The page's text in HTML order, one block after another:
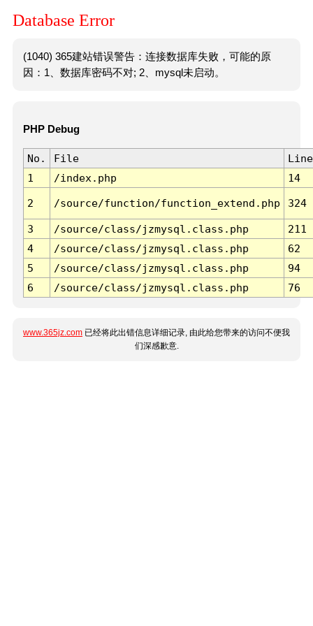
Database Error
(1040) 365建站错误警告：连接数据库失败，可能的原
因：1、数据库密码不对; 2、mysql未启动。
PHP Debug
No. File
Line
1
/index.php 14
2 /source/function/function_extend.php 324
3 /source/class/jzmysql.class.php
211
4
/source/class/jzmysql.class.php
62
5
/source/class/jzmysql.class.php
94
6
/source/class/jzmysql.class.php 76
www.365jz.com 已经将此出错信息详细记录, 由此给您带来的访问不便我
们深感歉意.